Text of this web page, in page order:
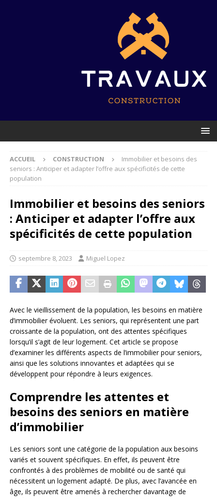
ACCUEIL CONSTRUCTION
Immobilier et besoins des
seniors : Anticiper et adapter l’offre aux spécificités de cette
population
Immobilier et besoins des seniors
: Anticiper et adapter l’offre aux
spécificités de cette population
septembre 8, 2023 Miguel Lopez
Avec le vieillissement de la population, les besoins en matière
d’immobilier évoluent. Les seniors, qui représentent une part
croissante de la population, ont des attentes spécifiques
lorsqu’il s’agit de leur logement. Cet article se propose
d’examiner les différents aspects de l’immobilier pour seniors,
ainsi que les solutions innovantes et adaptées qui se
développent pour répondre à leurs exigences.
Comprendre les attentes et
besoins des seniors en matière
d’immobilier
Les seniors sont une catégorie de la population aux besoins
variés et souvent spécifiques. En effet, ils peuvent être
confrontés à des problèmes de mobilité ou de santé qui
nécessitent un logement adapté. De plus, avec l’avancée en
âge, ils peuvent être amenés à rechercher davantage de